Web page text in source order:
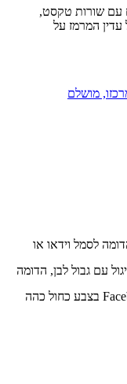
לסמל וידאו או
עם גבול לבן, הדומה
לוגו Facebook בצבע כחול כהה